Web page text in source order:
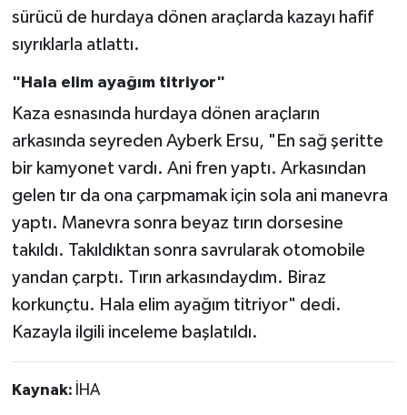
sürücü de hurdaya dönen araçlarda kazayı hafif
sıyrıklarla atlattı.
"Hala elim ayağım titriyor"
Kaza esnasında hurdaya dönen araçların
arkasında seyreden Ayberk Ersu, "En sağ şeritte
bir kamyonet vardı. Ani fren yaptı. Arkasından
gelen tır da ona çarpmamak için sola ani manevra
yaptı. Manevra sonra beyaz tırın dorsesine
takıldı. Takıldıktan sonra savrularak otomobile
yandan çarptı. Tırın arkasındaydım. Biraz
korkunçtu. Hala elim ayağım titriyor" dedi.
Kazayla ilgili inceleme başlatıldı.
Kaynak: İHA